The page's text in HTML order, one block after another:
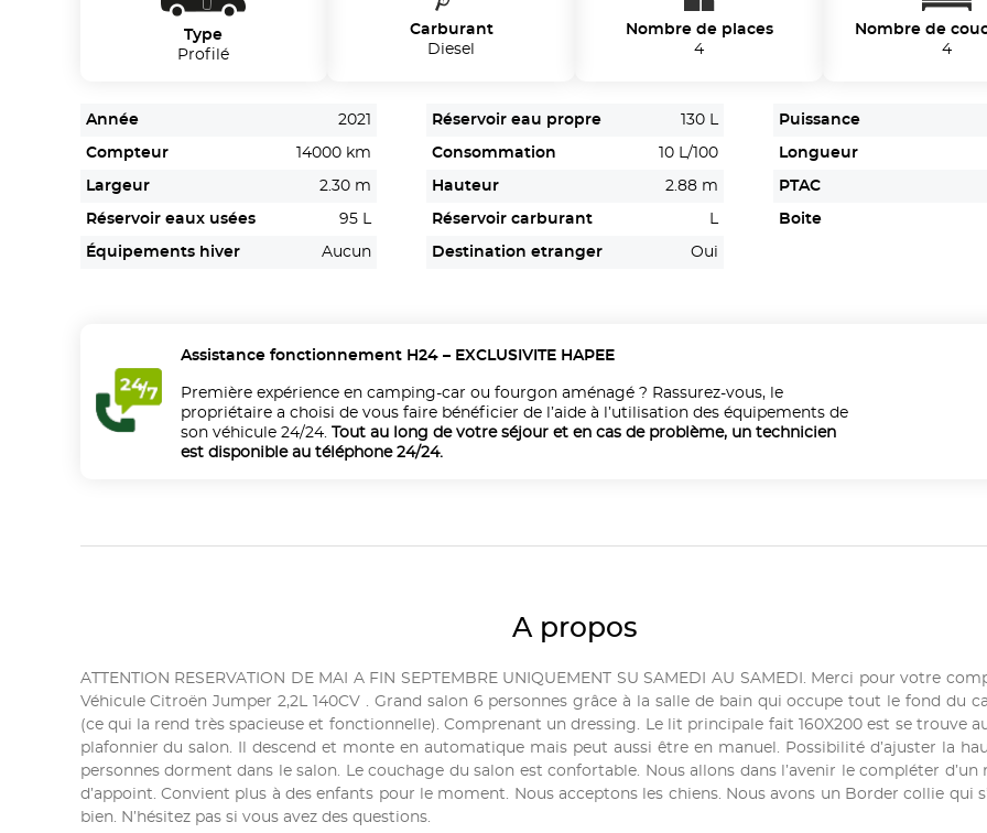
Type
Profilé
Carburant
Diesel
Nombre de places
4
Nombre de
4
Année 2021 Réservoir eau propre 130 L Puissance
Compteur 14000 km Consommation 10 L/100 Longueur
Largeur 2.30 m Hauteur 2.88 m PTAC
Réservoir eaux usées 95 L Réservoir carburant L Boite
Équipements hiver Aucun Destination etranger Oui
Assistance fonctionnement H24 – EXCLUSIVITE HAPEE
Première expérience en camping-car ou fourgon aménagé ? Rassurez-vous, le
propriétaire a choisi de vous faire bénéficier de l’aide à l’utilisation des équipements de
son véhicule 24/24.
Tout au long de votre séjour et en cas de problème, un technicien
est disponible au téléphone 24/24.
A propos
ATTENTION RESERVATION DE MAI A FIN SEPTEMBRE UNIQUEMENT SU SAMEDI AU SAMEDI. Merci pour votre
Véhicule Citroën Jumper 2,2L 140CV . Grand salon 6 personnes grâce à la salle de bain qui occupe tout le fond du
(ce qui la rend très spacieuse et fonctionnelle). Comprenant un dressing. Le lit principale fait 160X200 est se trouve
plafonnier du salon. Il descend et monte en automatique mais peut aussi être en manuel. Possibilité d’ajuster la
personnes dorment dans le salon. Le couchage du salon est confortable. Nous allons dans l’avenir le compléter d’un
d’appoint. Convient plus à des enfants pour le moment. Nous acceptons les chiens. Nous avons un Border collie qui
bien. N’hésitez pas si vous avez des questions.